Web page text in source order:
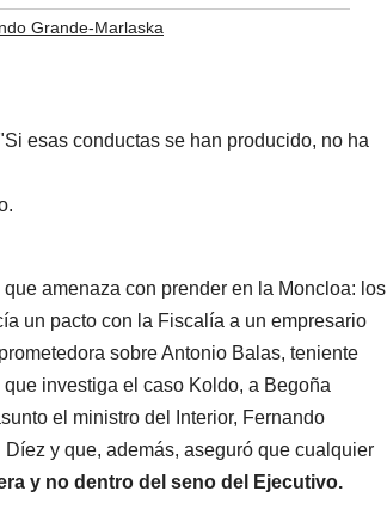
Grande-Marlaska
amenaza con prender en la Moncloa: los
un pacto con la Fiscalía a un empresario
sobre Antonio Balas, teniente
investiga el caso Koldo, a Begoña
el ministro del Interior, Fernando
y que, además, aseguró que cualquier
y no dentro del seno del Ejecutivo.